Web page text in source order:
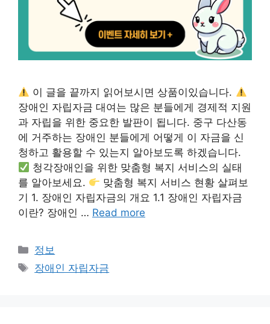
이 글을 끝까지 읽어보시면 상품이있습니다.
장애인 자립자금 대여는 많은 분들에게 경제적 지원
과 자립을 위한 중요한 발판이 됩니다. 중구 다산동
에 거주하는 장애인 분들에게 어떻게 이 자금을 신
청하고 활용할 수 있는지 알아보도록 하겠습니다.
청각장애인을 위한 맞춤형 복지 서비스의 실태
를 알아보세요.
맞춤형 복지 서비스 현황 살펴보
기 1. 장애인 자립자금의 개요 1.1 장애인 자립자금
이란? 장애인 … Read more
Categories
정보
Tags
장애인 자립자금